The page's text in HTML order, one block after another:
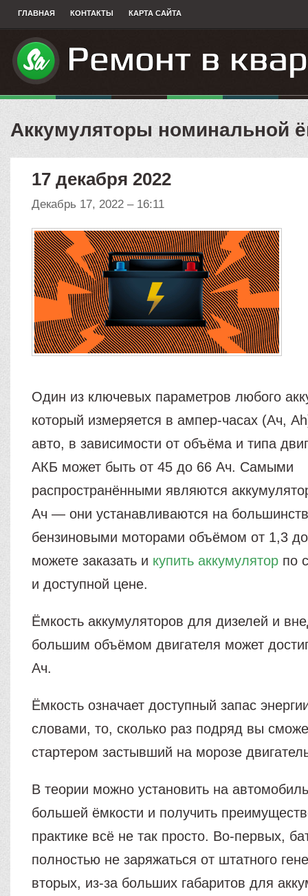
ГЛАВНАЯ КОНТАКТЫ КАРТА САЙТА
Аккумуляторы номинальной
17 декабря 2022
Декабрь 17, 2022 – 16:11
Один из ключевых параметров любого
который измеряется в ампер-часах (Ач,
авто, в зависимости от объёма и типа
АКБ может быть от 45 до 66 Ач. Самыми
распространёнными являются
Ач — они устанавливаются на
бензиновыми моторами объёмом от 1,3
можете заказать и купить аккумулятор по
и доступной цене.
Ёмкость аккумуляторов для дизелей и
большим объёмом двигателя может
Ач.
Ёмкость означает доступный запас
словами, то, сколько раз подряд вы
стартером застывший на морозе
В теории можно установить на
большей ёмкости и получить
практике всё не так просто. Во-первых,
полностью не заряжаться от штатного
вторых, из-за больших габаритов для